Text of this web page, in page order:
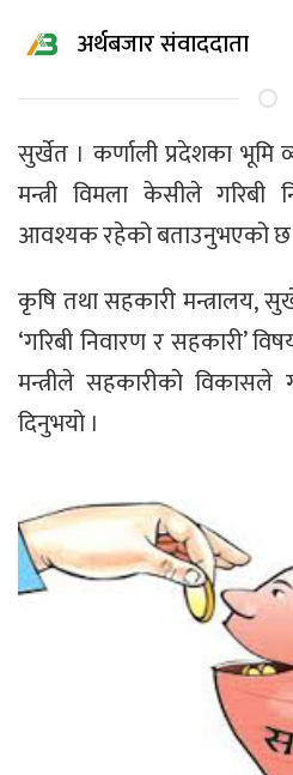
अर्थबजार संवाददाता
सुर्खेत । कर्णाली प्रदेशका भूमि
मन्त्री विमला केसीले गरिबी
आवश्यक रहेको बताउनुभएको छ
कृषि तथा सहकारी मन्त्रालय,
‘गरिबी निवारण र सहकारी’
मन्त्रीले सहकारीको विकासले
दिनुभयो ।